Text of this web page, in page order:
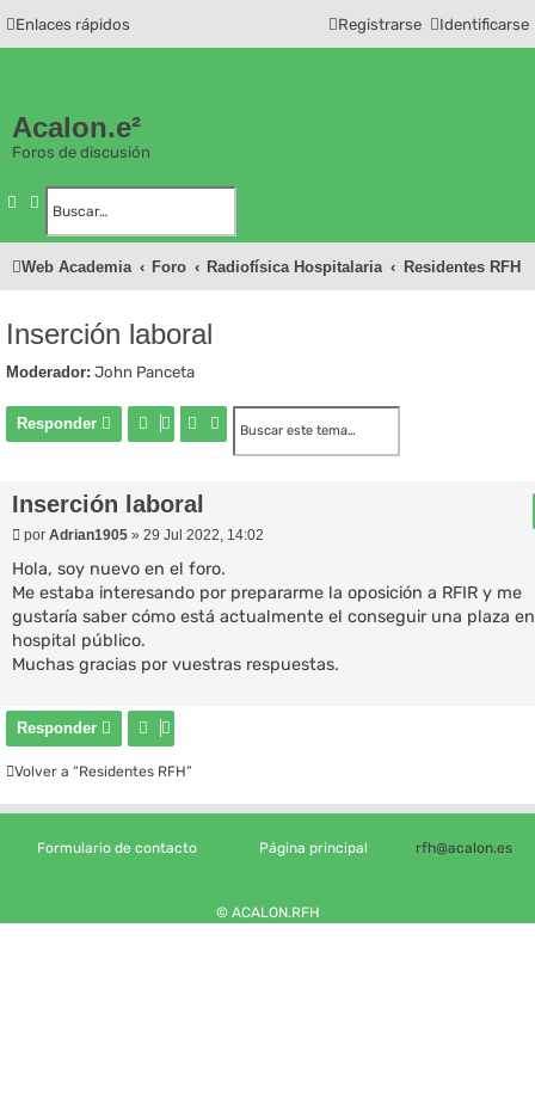
Enlaces rápidos Identificarse
Registrarse
Acalon.e²
Foros de discusión
Buscar
Web Academia Foro Radiofísica Hospitalaria Residentes RFH
Inserción laboral
Moderador: John Panceta
Responder BuscarBúsqueda avanzada
Inserción laboral
M
n
s
a
j
e
por Adrian1905 » 29 Jul 2022, 14:02
Hola, soy nuevo en el foro.
Me estaba interesando por prepararme la oposición a RFIR y me
gustaría saber cómo está actualmente el conseguir una plaza
hospital público.
Muchas gracias por vuestras respuestas.
Responder
Volver a “Residentes RFH”
Formulario de contacto Página principal rfh@acalon.es
© ACALON.RFH